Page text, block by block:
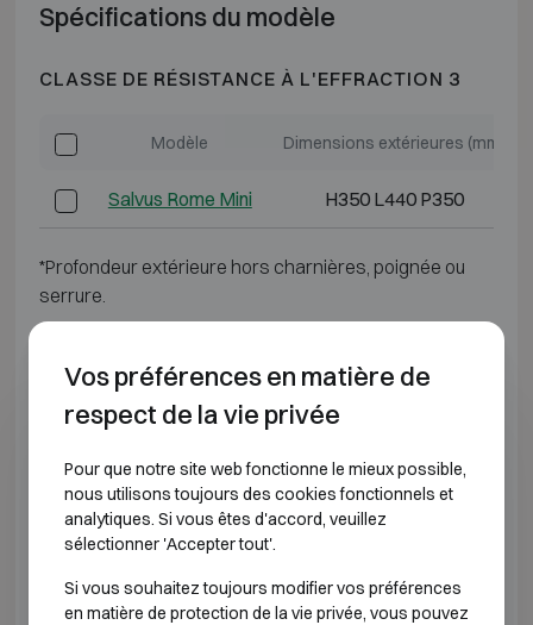
Spécifications du modèle
CLASSE DE RÉSISTANCE À L'EFFRACTION 3
Modèle Dimensions extérieures (mm)
Salvus Rome Mini H350 L440 P350
*Profondeur extérieure hors charnières, poignée ou
serrure.
FEU 30P
Salvus Rome 1 H500 L510 P510
Salvus Rome 2
Salvus Rome 3 H670 L510 P510
Vos préférences en matière de
respect de la vie privée
Pour que notre site web fonctionne le mieux possible,
nous utilisons toujours des cookies fonctionnels et
analytiques. Si vous êtes d'accord, veuillez
sélectionner 'Accepter tout'.
Si vous souhaitez toujours modifier vos préférences
en matière de protection de la vie privée, vous pouvez